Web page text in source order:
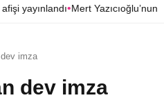
Aras dizisi ilkbahara
dev imza
dev imza